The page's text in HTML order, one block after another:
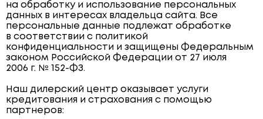
на обработку и использование персональных
данных в интересах владельца сайта. Все
персональные данные подлежат обработке
в соответствии с политикой
конфиденциальности и защищены Федеральным
законом Российской Федерации от 27 июля
2006 г. № 152-ФЗ.
Наш дилерский центр оказывает услуги
кредитования и страхования с помощью
партнеров: